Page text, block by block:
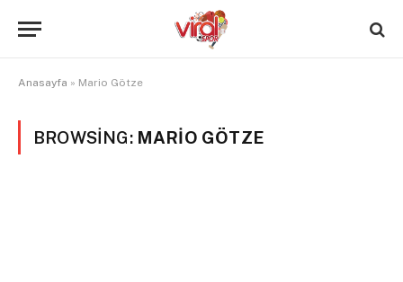
Anasayfa » Mario Götze
BROWSING: MARIO GÖTZE